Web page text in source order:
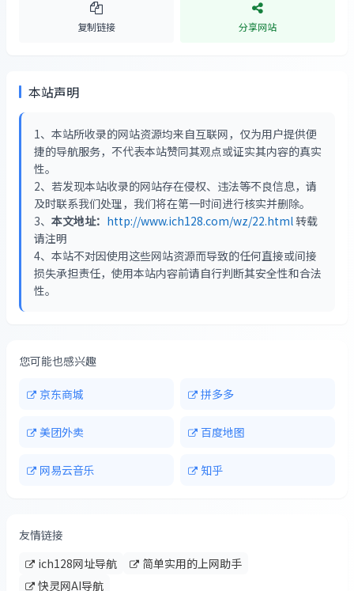
复制链接 分享网站
本站声明
1、本站所收录的网站资源均来自互联网，仅为用户提供便
捷的导航服务，不代表本站赞同其观点或证实其内容的真实
性。
2、若发现本站收录的网站存在侵权、违法等不良信息，请
及时联系我们处理，我们将在第一时间进行核实并删除。
3、 本文地址： http://www.ich128.com/wz/22.html转载
请注明
4、本站不对因使用这些网站资源而导致的任何直接或间接
损失承担责任，使用本站内容前请自行判断其安全性和合法
性。
您可能也感兴趣
京东商城 拼多多
美团外卖 百度地图
网易云音乐 知乎
友情链接
ich128网址导航
简单实用的上网助手
快灵网AI导航